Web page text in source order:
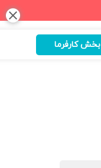
close
بخش کارفرما